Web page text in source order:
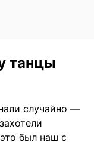
танцы
случайно —
был наш с